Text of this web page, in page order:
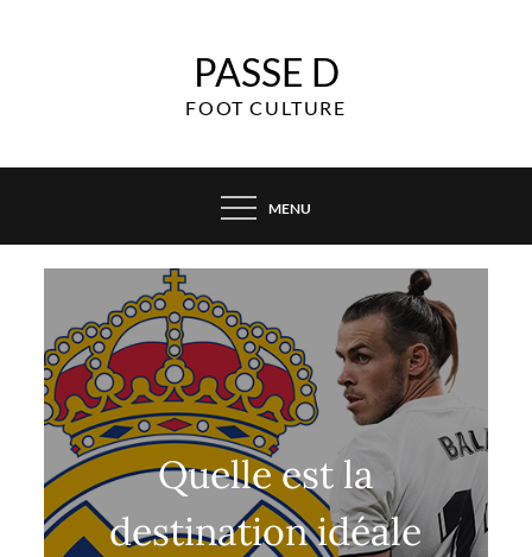
PASSE D
FOOT CULTURE
MENU
Quelle est la
destination idéale